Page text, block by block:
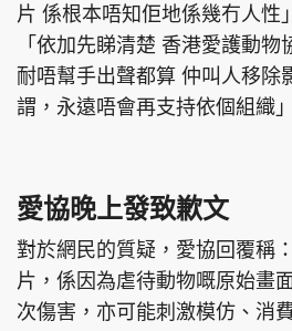
片 係根本唔知佢地係幾冇人性」
「依加先睇清楚 香港愛護動
耐唔幫手出聲都算 仲叫人移除
謂，永遠唔會再支持依個組織」
愛協晚上發致歉文
對於網民的質疑，愛協回覆稱
片，係因為虐待動物嘅原始畫
次傷害，亦可能刺激模仿、消